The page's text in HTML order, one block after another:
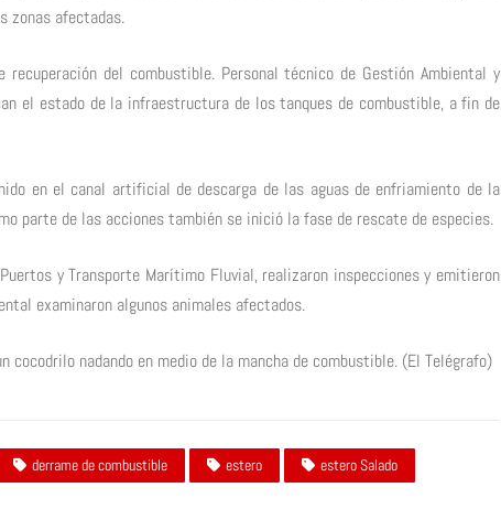
zonas afectadas.
del combustible. Personal técnico de Gestión Ambiental y
el estado de la infraestructura de los tanques de combustible, a fin de
en el canal artificial de descarga de las aguas de enfriamiento de la
parte de las acciones también se inició la fase de rescate de especies.
y Transporte Marítimo Fluvial, realizaron inspecciones y emitieron
examinaron algunos animales afectados.
cocodrilo nadando en medio de la mancha de combustible. (El Telégrafo)
derrame de combustible estero
estero Salado